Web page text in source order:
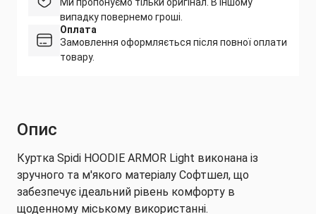
випадку повернемо гроші.
Оплата
Замовлення оформляється після повної оплати
товару.
Опис
Куртка Spidi HOODIE ARMOR Light виконана із
зручного та м'якого матеріалу Софтшел, що
забезпечує ідеальний рівень комфорту в
щоденному міському використанні.